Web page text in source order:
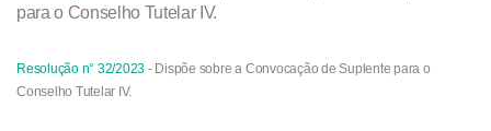
para o Conselho Tutelar IV.
Resolução n° 32/2023 - Dispõe sobre a Convocação deSuplente para o
Conselho Tutelar IV.